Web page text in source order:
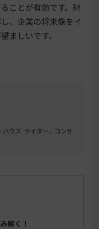
ことが有効です。財
、企業の将来像をイ
ましいです。
ハウス ライター，コンサ
解く！